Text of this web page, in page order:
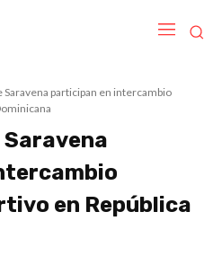
Saravena participan en intercambio
en República